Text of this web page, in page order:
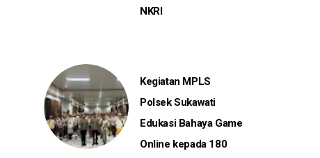
NKRI
Kegiatan MPLS
Polsek Sukawati
Edukasi Bahaya Game
Online kepada 180